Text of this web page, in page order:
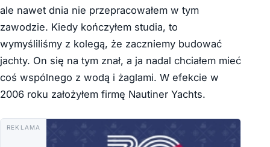
ale nawet dnia nie przepracowałem w tym
zawodzie. Kiedy kończyłem studia, to
wymyśliliśmy z kolegą, że zaczniemy budować
jachty. On się na tym znał, a ja nadal chciałem mieć
coś wspólnego z wodą i żaglami. W efekcie w
2006 roku założyłem firmę Nautiner Yachts.
REKLAMA